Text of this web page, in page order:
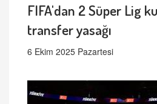
FIFA'dan 2 Süper Lig
transfer yasağı
6 Ekim 2025 Pazartesi